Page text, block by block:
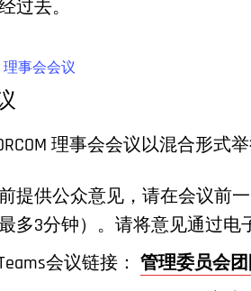
过去。
理事会会议
理事会会议以混合形式
提供公众意见，请在会议前
多3分钟）。请将意见通过电
会议链接： 管理委员会